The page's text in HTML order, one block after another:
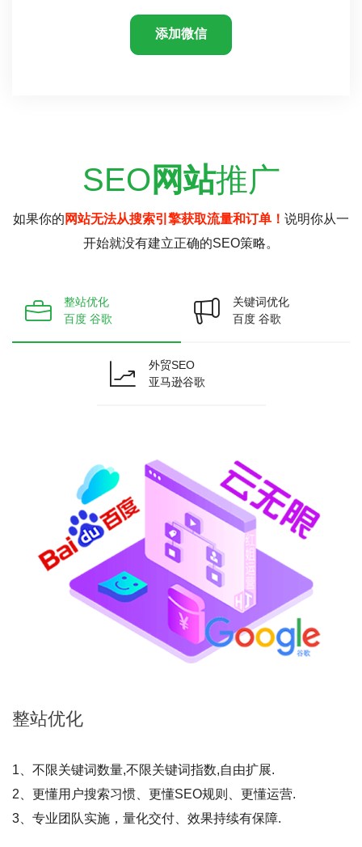
添加微信
SEO 网站推广
如果你的 网站无法从搜索引擎获取流量和订单！ 说明你从一
开始就没有建立正确的SEO策略。
整站优化
百度 谷歌
关键词优化
百度 谷歌
外贸SEO
亚马逊谷歌
整站优化
1、不限关键词数量,不限关键词指数,自由扩展.
2、更懂用户搜索习惯、更懂SEO规则、更懂运营.
3、专业团队实施，量化交付、效果持续有保障.